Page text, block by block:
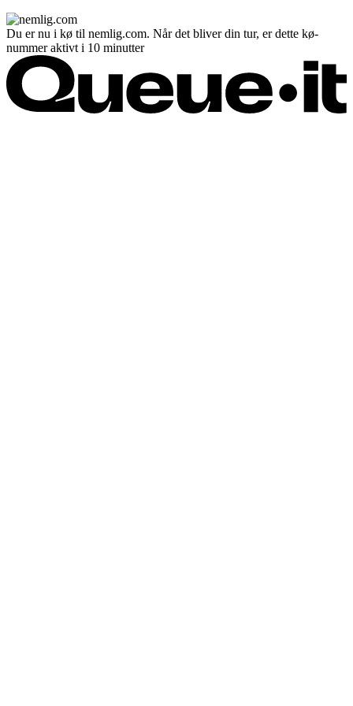
Du er nu i kø til nemlig.com. Når det bliver din tur, er dette kø-
nummer aktivt i 10 minutter